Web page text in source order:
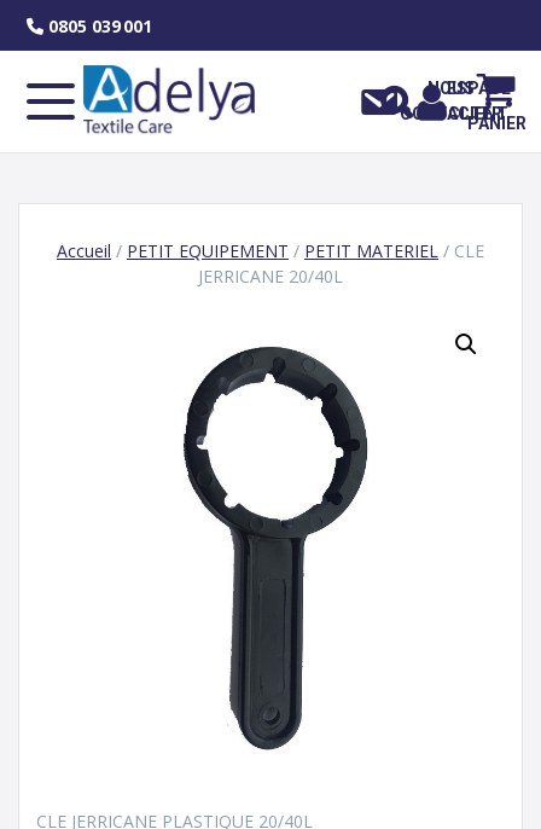
0805 039 001
NOUS
CONTACTER
ESPACE
CLIENT
PANIER
Accueil / PETIT EQUIPEMENT / PETIT MATERIEL / CLE
JERRICANE 20/40L
CLE JERRICANE PLASTIQUE 20/40L